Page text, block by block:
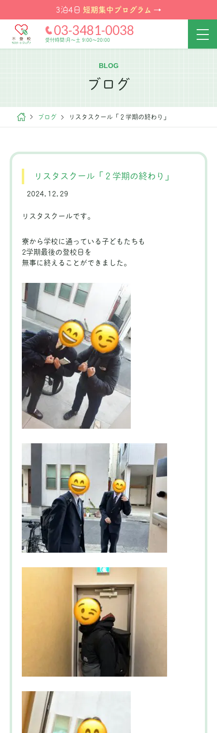
3泊4日 短期集中プログラム →
03-3481-0038
受付時間:月～土 9:00～20:00
BLOG
ブログ
ブログ リスタスクール「２学期の終わり」
リスタスクール「２学期の終わり」
2024.12.29
リスタスクールです。
寮から学校に通っている子どもたちも
2学期最後の登校日を
無事に終えることができました。